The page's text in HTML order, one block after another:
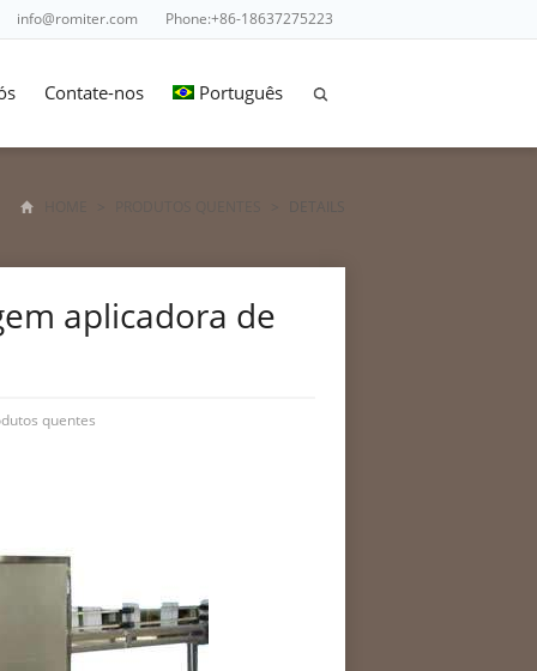
info@romiter.com Phone:+86-18637275223
Contate-nos Português
DETAILS
aplicadora de
quentes